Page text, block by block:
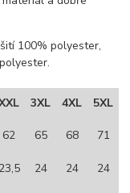
100% polyester,
3XL 4XL 5XL
62 65 68 71
23,5 24 24 24